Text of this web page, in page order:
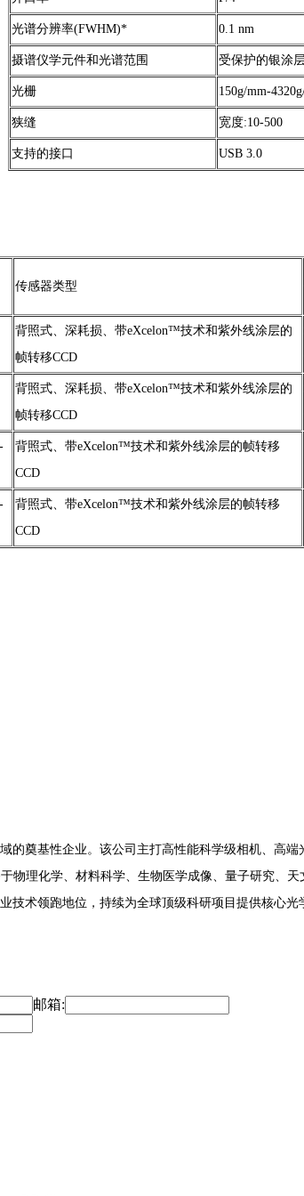
光谱分辨率(FWHM)* 0.1 nm
摄谱仪学元件和光谱范围 受保护的银涂
光栅 150g/mm-
狭缝 宽度:10-500
支持的接口 USB 3.0
传感器类型
背照式、深耗损、带eXcelon™技术和紫外线涂层的
帧转移CCD
背照式、深耗损、带eXcelon™技术和紫外线涂层的
帧转移CCD
背照式、带eXcelon™技术和紫外线涂层的帧转移
CCD
背照式、带eXcelon™技术和紫外线涂层的帧转移
CCD
基性企业。该公司主打高性能科学级相机、高端
物理化学、材料科学、生物医学成像、量子研究、
术领跑地位，持续为全球顶级科研项目提供核心光
邮箱: